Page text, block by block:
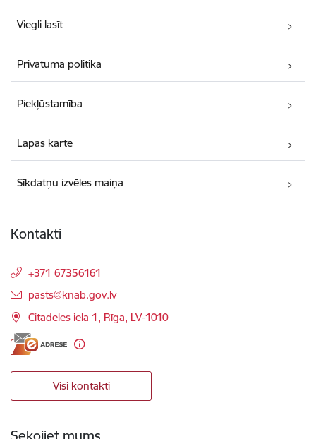
Viegli lasīt
Privātuma politika
Piekļūstamība
Lapas karte
Sīkdatņu izvēles maiņa
Kontakti
+371 67356161
E-pasts:
pasts@knab.gov.lv
Citadeles iela 1, Rīga, LV-1010
Visi kontakti
Sekojiet mums